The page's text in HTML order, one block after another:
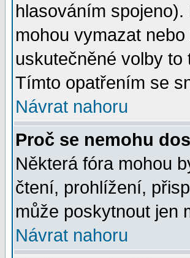
hlasováním
mohou vymazat
uskutečněné volby to
Tímto opatřením se
Návrat nahoru
Proč se nemohu
Některá fóra mohou
čtení, prohlížení,
může poskytnout jen
Návrat nahoru